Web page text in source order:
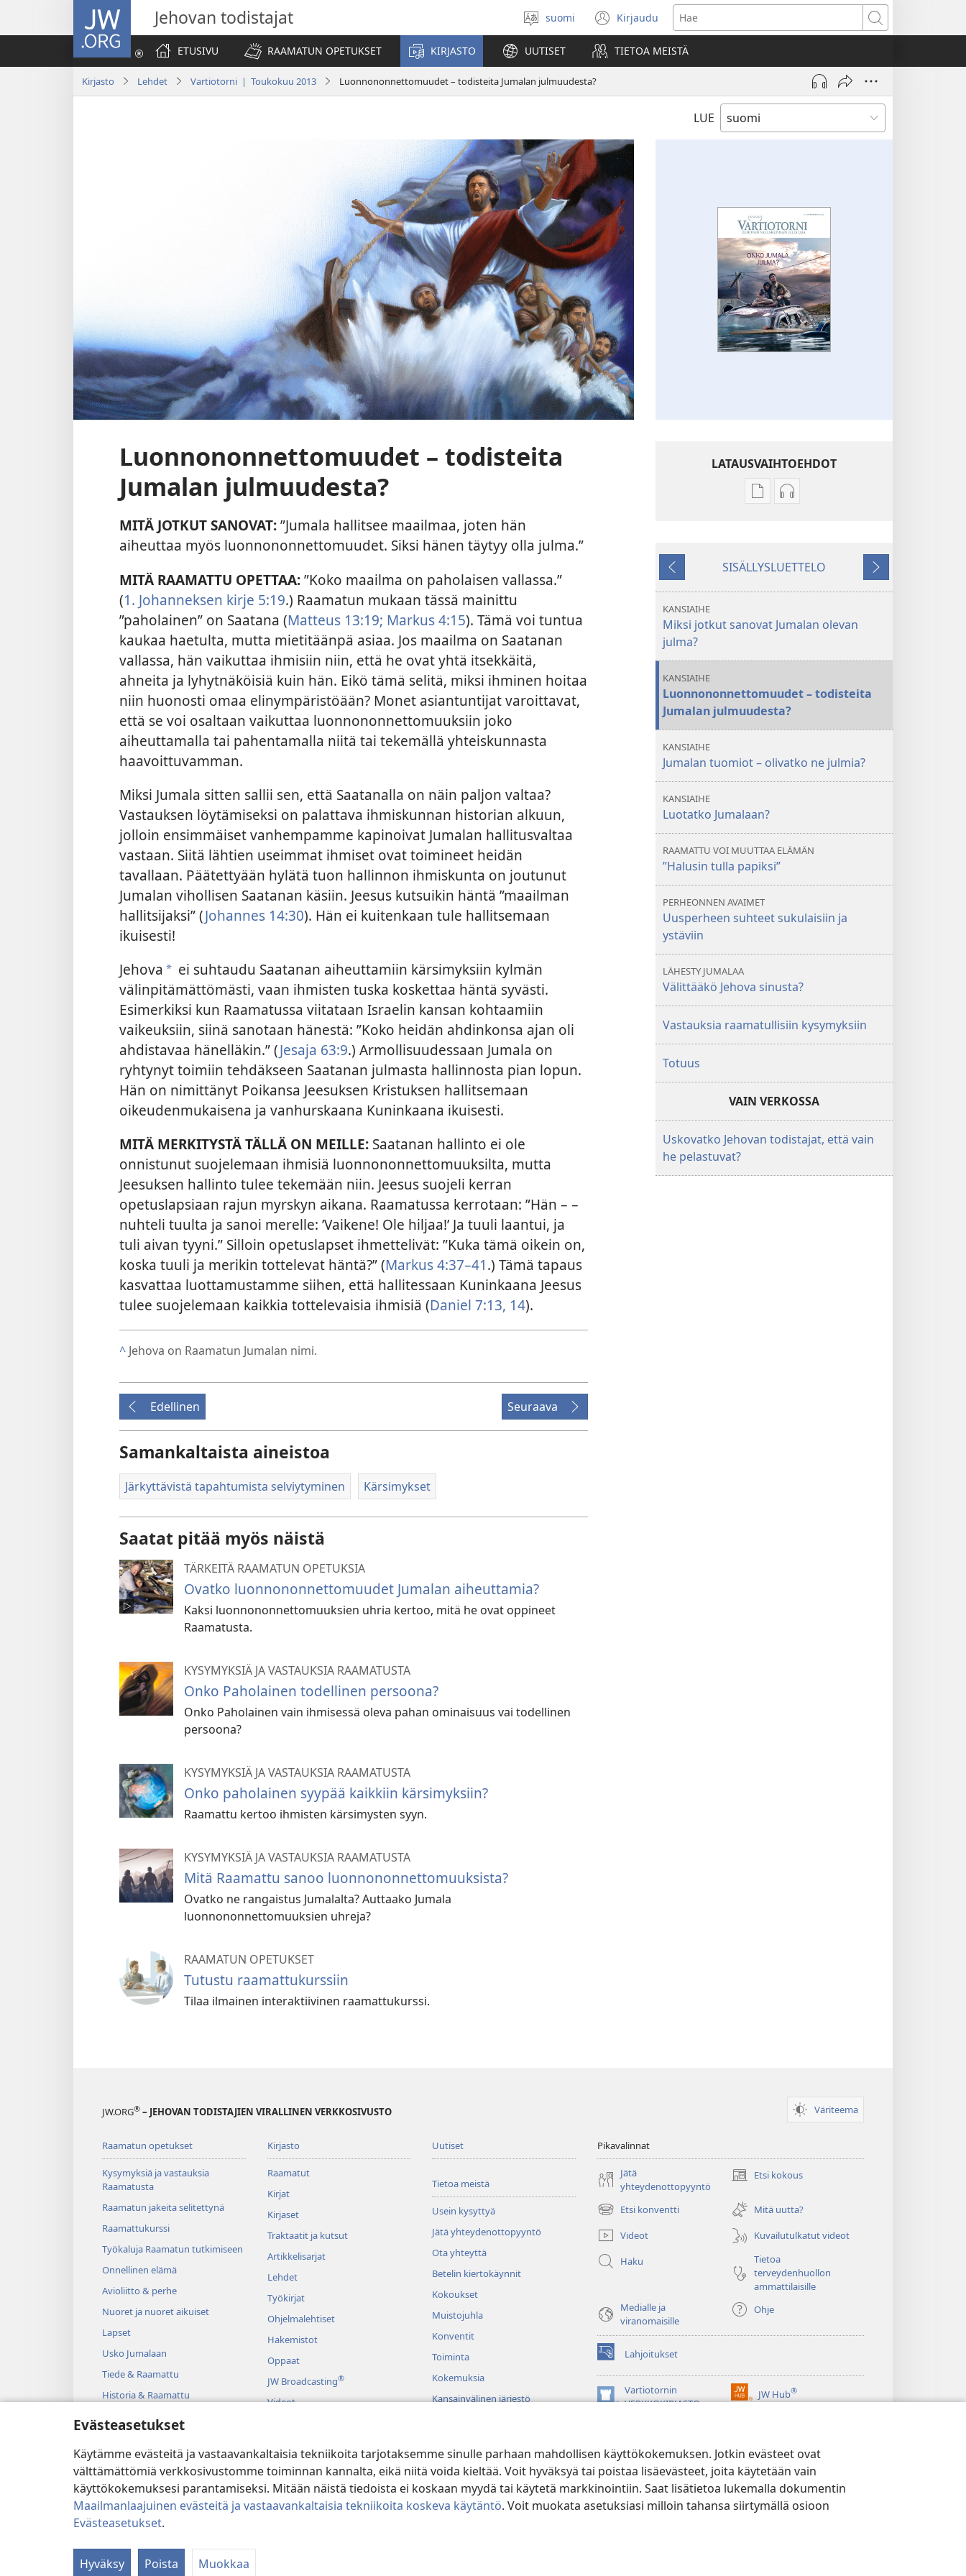
Evästeasetukset
Käytämme evästeitä ja vastaavankaltaisia tekniikoita tarjotaksemme sinulle parhaan mahdollisen käyttökokemuksen. Jotkin evästeet ovat
välttämättömiä verkkosivustomme toiminnan kannalta, eikä niitä voida kieltää. Voit hyväksyä tai poistaa lisäevästeet, joita käytetään vain
käyttökokemuksesi parantamiseksi. Mitään näistä tiedoista ei koskaan myydä tai käytetä markkinointiin. Saat lisätietoa lukemalla dokumentin
Maailmanlaajuinen evästeitä ja vastaavankaltaisia tekniikoita koskeva käytäntö. Voit muokata asetuksiasi milloin tahansa siirtymällä osioon
Evästeasetukset.
Hyväksy Poista Muokkaa
JW.ORG Jehovan todistajat
Valitse
kieli
suomi Kirjaudu
(avaa
uuden
ikkunan)
Hae
ETUSIVU
RAAMATUN OPETUKSET KIRJASTO UUTISET TIETOA MEISTÄ
Kirjasto Lehdet Vartiotorni | Toukokuu 2013 Luonnononnettomuudet – todisteita Jumalan julmuudesta?
LUE
Luonnononnettomuudet – todisteita
Jumalan julmuudesta?
MITÄ JOTKUT SANOVAT:”Jumala hallitsee maailmaa, joten hän
aiheuttaa myös luonnononnettomuudet. Siksi hänen täytyy olla julma.”
MITÄ RAAMATTU OPETTAA:”Koko maailma on paholaisen vallassa.”
(1. Johanneksen kirje 5:19.) Raamatun mukaan tässä mainittu
”paholainen” on Saatana (Matteus 13:19; Markus 4:15). Tämä voi tuntua
kaukaa haetulta, mutta mietitäänpä asiaa. Jos maailma on Saatanan
vallassa, hän vaikuttaa ihmisiin niin, että he ovat yhtä itsekkäitä,
ahneita ja lyhytnäköisiä kuin hän. Eikö tämä selitä, miksi ihminen hoitaa
niin huonosti omaa elinympäristöään? Monet asiantuntijat varoittavat,
että se voi osaltaan vaikuttaa luonnononnettomuuksiin joko
aiheuttamalla tai pahentamalla niitä tai tekemällä yhteiskunnasta
haavoittuvamman.
Miksi Jumala sitten sallii sen, että Saatanalla on näin paljon valtaa?
Vastauksen löytämiseksi on palattava ihmiskunnan historian alkuun,
jolloin ensimmäiset vanhempamme kapinoivat Jumalan hallitusvaltaa
vastaan. Siitä lähtien useimmat ihmiset ovat toimineet heidän
tavallaan. Päätettyään hylätä tuon hallinnon ihmiskunta on joutunut
Jumalan vihollisen Saatanan käsiin. Jeesus kutsuikin häntä ”maailman
hallitsijaksi” (Johannes 14:30). Hän ei kuitenkaan tule hallitsemaan
ikuisesti!
Jehova * ei suhtaudu Saatanan aiheuttamiin kärsimyksiin kylmän
välinpitämättömästi, vaan ihmisten tuska koskettaa häntä syvästi.
Esimerkiksi kun Raamatussa viitataan Israelin kansan kohtaamiin
vaikeuksiin, siinä sanotaan hänestä: ”Koko heidän ahdinkonsa ajan oli
ahdistavaa hänelläkin.” (Jesaja 63:9.) Armollisuudessaan Jumala on
ryhtynyt toimiin tehdäkseen Saatanan julmasta hallinnosta pian lopun.
Hän on nimittänyt Poikansa Jeesuksen Kristuksen hallitsemaan
oikeudenmukaisena ja vanhurskaana Kuninkaana ikuisesti.
MITÄ MERKITYSTÄ TÄLLÄ ON MEILLE: Saatanan hallinto ei ole
onnistunut suojelemaan ihmisiä luonnononnettomuuksilta, mutta
Jeesuksen hallinto tulee tekemään niin. Jeesus suojeli kerran
opetuslapsiaan rajun myrskyn aikana. Raamatussa kerrotaan: ”Hän – –
nuhteli tuulta ja sanoi merelle: ’Vaikene! Ole hiljaa!’ Ja tuuli laantui, ja
tuli aivan tyyni.” Silloin opetuslapset ihmettelivät: ”Kuka tämä oikein on,
koska tuuli ja merikin tottelevat häntä?” (Markus 4:37–41.) Tämä tapaus
kasvattaa luottamustamme siihen, että hallitessaan Kuninkaana Jeesus
tulee suojelemaan kaikkia tottelevaisia ihmisiä (Daniel 7:13, 14).
^ Jehova on Raamatun Jumalan nimi.
Edellinen Seuraava
Samankaltaista aineistoa
Järkyttävistä tapahtumista selviytyminen Kärsimykset
Saatat pitää myös näistä
TÄRKEITÄ RAAMATUN OPETUKSIA
Ovatko luonnononnettomuudet Jumalan aiheuttamia?
Kaksi luonnononnettomuuksien uhria kertoo, mitä he ovat oppineet
Raamatusta.
KYSYMYKSIÄ JA VASTAUKSIA RAAMATUSTA
Onko Paholainen todellinen persoona?
Onko Paholainen vain ihmisessä oleva pahan ominaisuus vai todellinen
persoona?
KYSYMYKSIÄ JA VASTAUKSIA RAAMATUSTA
Onko paholainen syypää kaikkiin kärsimyksiin?
Raamattu kertoo ihmisten kärsimysten syyn.
KYSYMYKSIÄ JA VASTAUKSIA RAAMATUSTA
Mitä Raamattu sanoo luonnononnettomuuksista?
Ovatko ne rangaistus Jumalalta? Auttaako Jumala
luonnononnettomuuksien uhreja?
RAAMATUN OPETUKSET
Tutustu raamattukurssiin
Tilaa ilmainen interaktiivinen raamattukurssi.
LATAUSVAIHTOEHDOT
Julkaisujen
Jumala
Äänitteiden
Jumala
Edellinen
SISÄLLYSLUETTELO
Seuraava
KANSIAIHE
Miksi jotkut sanovat Jumalan olevan
julma?
KANSIAIHE
Luonnononnettomuudet – todisteita
Jumalan julmuudesta?
KANSIAIHE
Jumalan tuomiot – olivatko ne julmia?
KANSIAIHE
Luotatko Jumalaan?
RAAMATTU VOI MUUTTAA ELÄMÄN
”Halusin tulla papiksi”
PERHEONNEN AVAIMET
Uusperheen suhteet sukulaisiin ja
ystäviin
LÄHESTY JUMALAA
Välittääkö Jehova sinusta?
Vastauksia raamatullisiin kysymyksiin
Totuus
VAIN VERKOSSA
Uskovatko Jehovan todistajat, että vain
he pelastuvat?
JW.ORG® – JEHOVAN TODISTAJIEN VIRALLINEN VERKKOSIVUSTO Väriteema
Raamatun opetukset
Kysymyksiä ja vastauksia
Raamatusta
Raamatun jakeita selitettynä
Raamattukurssi
Työkaluja Raamatun tutkimiseen
Onnellinen elämä
Avioliitto & perhe
Nuoret ja nuoret aikuiset
Lapset
Usko Jumalaan
Tiede & Raamattu
Historia & Raamattu
Kirjasto
Raamatut
Kirjat
Kirjaset
Traktaatit ja kutsut
Artikkelisarjat
Lehdet
Työkirjat
Ohjelmalehtiset
Hakemistot
Oppaat
JW Broadcasting®
Videot
Dramatisoitu raamatunluku
Uutiset
Tietoa meistä
Usein kysyttyä
Jätä yhteydenottopyyntö
Ota yhteyttä
Betelin kiertokäynnit
Kokoukset
Muistojuhla
Konventit
Toiminta
Kokemuksia
Kansainvälinen järjestö
Pikavalinnat
Jätä
yhteydenottopyyntö
Etsi kokous
(avaa
ikkunan)
Etsi konventti
(avaa
uuden
ikkunan)
Mitä uutta?
Videot
Kuvailutulkatut videot
Haku
Tietoa
terveydenhuollon
ammattilaisille
Medialle ja
viranomaisille
Ohje
Lahjoitukset
(avaa
uuden
ikkunan)Vartiotornin
VERKKOKIRJASTO
(avaa
JW Hub®
(avaa